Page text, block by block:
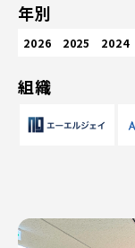
年別
2026 2025 2024
組織